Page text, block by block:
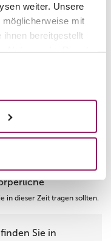
weiter. Unsere
mit
bereitgestellt
Muskeln ist seine
drei bis vier Tagen
Die äußere
von zwei bis vier
in dieser Zeit tragen sollten.
Sie in